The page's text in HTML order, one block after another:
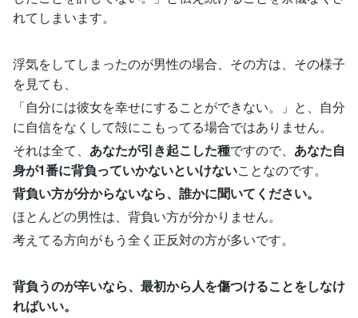
れてしまいます。
浮気をしてしまったのが男性の場合、その方は、その様子
を見ても、
「自分には彼女を幸せにすることができない。」と、自分
に自信をなくして殻にこもってる場合ではありません。
それは全て、 あなたが引き起こした種ですので、 あなた自
身が1番に背負っていかないといけないことなのです。
背負い方が分からないなら、誰かに聞いてください。
ほとんどの男性は、背負い方が分かりません。
考えてる方向がもう全く正反対の方が多いです。
背負うのが辛いなら、最初から人を傷つけることをしなけ
ればいい。